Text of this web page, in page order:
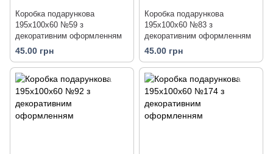
Коробка подарункова
195х100х60 №59 з
декоративним оформленням
45.00 грн
Коробка подарункова
195х100х60 №83 з
декоративним оформленням
45.00 грн